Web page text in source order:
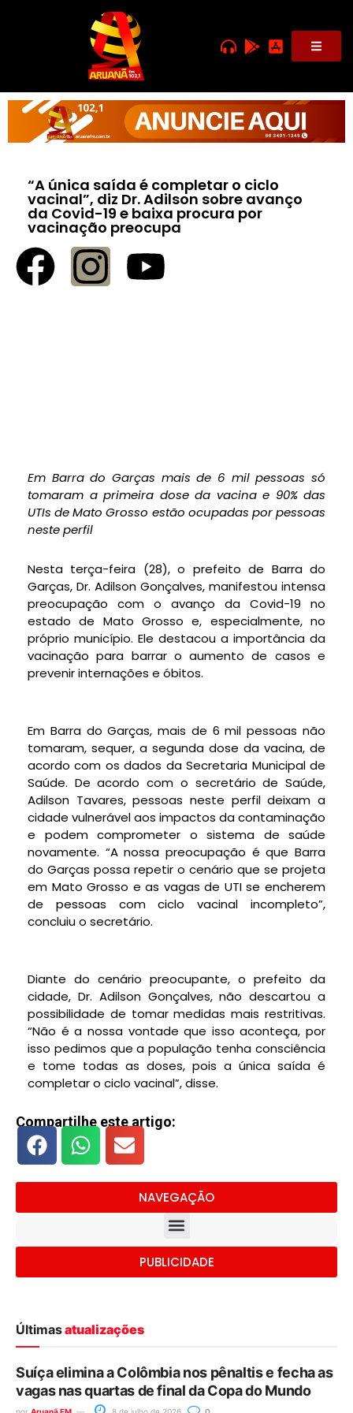
“A única saída é completar o ciclo
vacinal”, diz Dr. Adilson sobre avanço
da Covid-19 e baixa procura por
vacinação preocupa
Em Barra do Garças mais de 6 mil pessoas só
tomaram a primeira dose da vacina e 90% das
UTIs de Mato Grosso estão ocupadas por pessoas
neste perfil
Nesta terça-feira (28), o prefeito de Barra do
Garças, Dr. Adilson Gonçalves, manifestou intensa
preocupação com o avanço da Covid-19 no
estado de Mato Grosso e, especialmente, no
próprio município. Ele destacou a importância da
vacinação para barrar o aumento de casos e
prevenir internações e óbitos.
Em Barra do Garças, mais de 6 mil pessoas não
tomaram, sequer, a segunda dose da vacina, de
acordo com os dados da Secretaria Municipal de
Saúde. De acordo com o secretário de Saúde,
Adilson Tavares, pessoas neste perfil deixam a
cidade vulnerável aos impactos da contaminação
e podem comprometer o sistema de saúde
novamente. “A nossa preocupação é que Barra
do Garças possa repetir o cenário que se projeta
em Mato Grosso e as vagas de UTI se encherem
de pessoas com ciclo vacinal incompleto”,
concluiu o secretário.
Diante do cenário preocupante, o prefeito da
cidade, Dr. Adilson Gonçalves, não descartou a
possibilidade de tomar medidas mais restritivas.
“Não é a nossa vontade que isso aconteça, por
isso pedimos que a população tenha consciência
e tome todas as doses, pois a única saída é
completar o ciclo vacinal”, disse.
Compartilhe este artigo:
NAVEGAÇÃO
PUBLICIDADE
Últimasatualizações
Suíça elimina a Colômbia nos pênaltis e fecha as
vagas nas quartas de final da Copa do Mundo